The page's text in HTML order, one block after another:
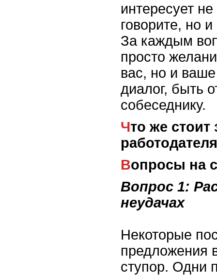
интересует
говорите, но
За каждым
просто
вас, но и
диалог, быть
собеседнику.
Что же стоит за вопросами
Вопросы на
Вопрос 1:
неудачах
Некоторые
предложения
ступор. Одни